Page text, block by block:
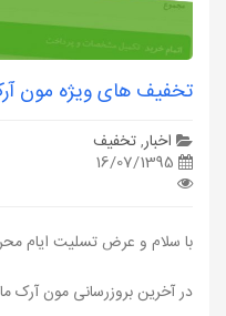
تخفیف های ویژه مون
اخبار,تخفیف
با سلام و عرض تسلیت ایام
در آخرین بروزرسانی مون